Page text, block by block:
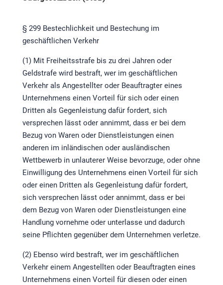
§ 299 Bestechlichkeit und Bestechung im
geschäftlichen Verkehr
(1) Mit Freiheitsstrafe bis zu drei Jahren oder
Geldstrafe wird bestraft, wer im geschäftlichen
Verkehr als Angestellter oder Beauftragter eines
Unternehmens einen Vorteil für sich oder einen
Dritten als Gegenleistung dafür fordert, sich
versprechen lässt oder annimmt, dass er bei dem
Bezug von Waren oder Dienstleistungen einen
anderen im inländischen oder ausländischen
Wettbewerb in unlauterer Weise bevorzuge, oder ohne
Einwilligung des Unternehmens einen Vorteil für sich
oder einen Dritten als Gegenleistung dafür fordert,
sich versprechen lässt oder annimmt, dass er bei
dem Bezug von Waren oder Dienstleistungen eine
Handlung vornehme oder unterlasse und dadurch
seine Pflichten gegenüber dem Unternehmen verletze.
(2) Ebenso wird bestraft, wer im geschäftlichen
Verkehr einem Angestellten oder Beauftragten eines
Unternehmens einen Vorteil für diesen oder einen